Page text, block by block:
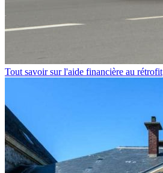
Tout savoir sur l'aide financière au rétrofit